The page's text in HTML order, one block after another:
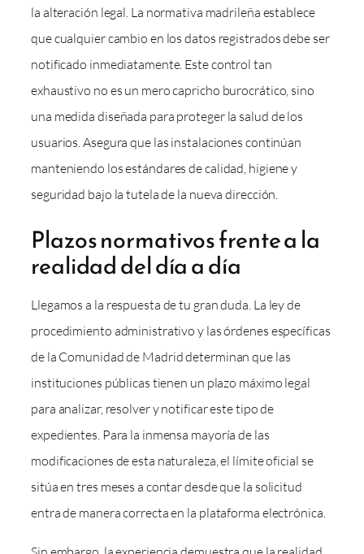
la alteración legal. La normativa madrileña establece
que cualquier cambio en los datos registrados debe ser
notificado inmediatamente. Este control tan
exhaustivo no es un mero capricho burocrático, sino
una medida diseñada para proteger la salud de los
usuarios. Asegura que las instalaciones continúan
manteniendo los estándares de calidad, higiene y
seguridad bajo la tutela de la nueva dirección.
Plazos normativos frente a la
realidad del día a día
Llegamos a la respuesta de tu gran duda. La ley de
procedimiento administrativo y las órdenes específicas
de la Comunidad de Madrid determinan que las
instituciones públicas tienen un plazo máximo legal
para analizar, resolver y notificar este tipo de
expedientes. Para la inmensa mayoría de las
modificaciones de esta naturaleza, el límite oficial se
sitúa en tres meses a contar desde que la solicitud
entra de manera correcta en la plataforma electrónica.